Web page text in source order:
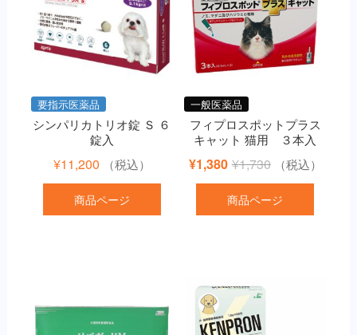
要指示医薬品
シンパリカトリオ錠 Ｓ ６
錠入
¥11,200 （税込）
商品ページ
一般医薬品
フィプロスポットプラス
キャット 猫用 ３本入
¥1,730
元
の
価
格
¥1,380
現
在
の
価
（税込）
商品ページ